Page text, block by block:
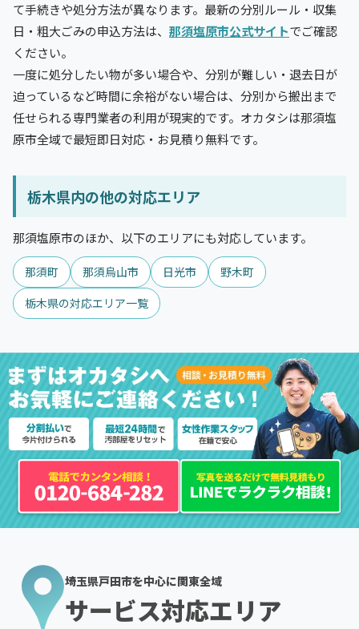
て手続きや処分方法が異なります。最新の分別ルール・収集
日・粗大ごみの申込方法は、 那須塩原市公式サイトでご確認
ください。
一度に処分したい物が多い場合や、分別が難しい・退去日が
迫っているなど時間に余裕がない場合は、分別から搬出まで
任せられる専門業者の利用が現実的です。オカタシは那須塩
原市全域で最短即日対応・お見積り無料です。
栃木県内の他の対応エリア
那須塩原市のほか、以下のエリアにも対応しています。
那須町 那須烏山市 日光市
野木町
栃木県の対応エリア一覧
埼玉県戸田市を中心に関東全域
サービス対応エリア